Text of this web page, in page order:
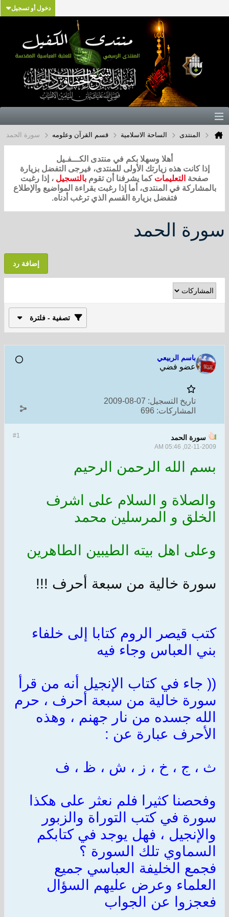
دخول أو تسجيل
المنتدى الساحة الاسلامية قسم القرآن وعلومه سورة الحمد
أهلا وسهلا بكم في منتدى الكـــفـيل
إذا كانت هذه زيارتك الأولى للمنتدى، فيرجى التفضل بزيارة
صفحة التعليمات كما يشرفنا أن تقوم بالتسجيل ، إذا رغبت
بالمشاركة في المنتدى، أما إذا رغبت بقراءة المواضيع والإطلاع
فتفضل بزيارة القسم الذي ترغب أدناه.
سورة الحمد
إضافة رد
تصفية - فلترة
باسم الربيعي
عضو فضي
تاريخ التسجيل: 07-08-2009
المشاركات: 696
#1 سورة الحمد
02-11-2009, 05:46 AM
بسم الله الرحمن الرحيم
والصلاة و السلام على اشرف
الخلق و المرسلين محمد
وعلى اهل بيته الطيبين الطاهرين
سورة خالية من سبعة أحرف !!!
كتب قيصر الروم كتابا إلى خلفاء
بني العباس وجاء فيه
(( جاء في كتاب الإنجيل أنه من قرأ
سورة خالية من سبعة أحرف ، حرم
الله جسده من نار جهنم ، وهذه
الأحرف عبارة عن :
ث ، ج ، خ ، ز ، ش ، ظ ، ف
وفحصنا كثيرا فلم نعثر على هكذا
سورة في كتب التوراة والزبور
والإنجيل ، فهل يوجد في كتابكم
السماوي تلك السورة ؟
فجمع الخليفة العباسي جميع
العلماء وعرض عليهم السؤال
فعجزوا عن الجواب